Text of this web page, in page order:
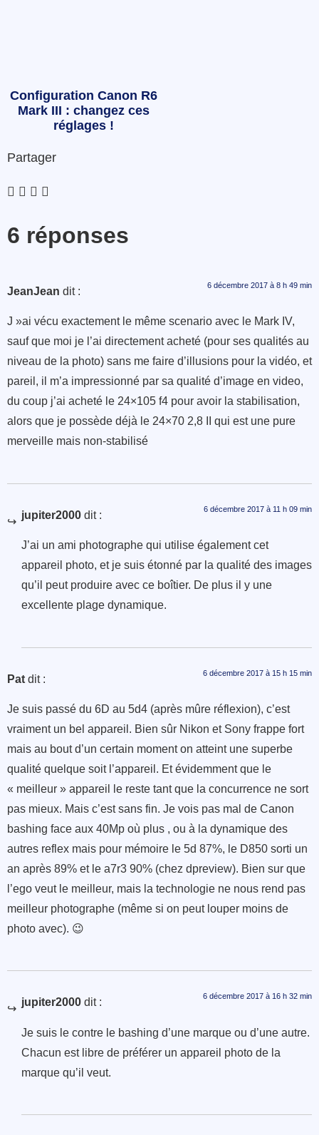
Configuration Canon R6
Mark III : changez ces
réglages !
Partager
6 réponses
JeanJean dit : 6 décembre 2017 à 8 h 49 min
J »ai vécu exactement le même scenario avec le Mark IV,
sauf que moi je l’ai directement acheté (pour ses qualités au
niveau de la photo) sans me faire d’illusions pour la vidéo, et
pareil, il m’a impressionné par sa qualité d’image en video,
du coup j’ai acheté le 24×105 f4 pour avoir la stabilisation,
alors que je possède déjà le 24×70 2,8 II qui est une pure
merveille mais non-stabilisé
jupiter2000 dit : 6 décembre 2017 à 11 h 09 min
J’ai un ami photographe qui utilise également cet
appareil photo, et je suis étonné par la qualité des images
qu’il peut produire avec ce boîtier. De plus il y une
excellente plage dynamique.
Pat dit : 6 décembre 2017 à 15 h 15 min
Je suis passé du 6D au 5d4 (après mûre réflexion), c’est
vraiment un bel appareil. Bien sûr Nikon et Sony frappe fort
mais au bout d’un certain moment on atteint une superbe
qualité quelque soit l’appareil. Et évidemment que le
« meilleur » appareil le reste tant que la concurrence ne sort
pas mieux. Mais c’est sans fin. Je vois pas mal de Canon
bashing face aux 40Mp où plus , ou à la dynamique des
autres reflex mais pour mémoire le 5d 87%, le D850 sorti un
an après 89% et le a7r3 90% (chez dpreview). Bien sur que
l’ego veut le meilleur, mais la technologie ne nous rend pas
meilleur photographe (même si on peut louper moins de
photo avec). 😉
jupiter2000 dit : 6 décembre 2017 à 16 h 32 min
Je suis le contre le bashing d’une marque ou d’une autre.
Chacun est libre de préférer un appareil photo de la
marque qu’il veut.